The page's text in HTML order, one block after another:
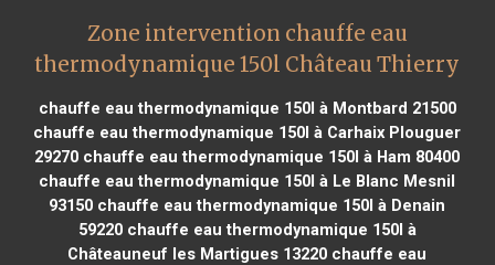
Zone intervention chauffe eau
thermodynamique 150l Château Thierry
chauffe eau thermodynamique 150l à Montbard 21500
chauffe eau thermodynamique 150l à Carhaix Plouguer
29270 chauffe eau thermodynamique 150l à Ham 80400
chauffe eau thermodynamique 150l à Le Blanc Mesnil
93150 chauffe eau thermodynamique 150l à Denain
59220chauffe eau thermodynamique 150l à
Châteauneuf les Martigues 13220 chauffe eau